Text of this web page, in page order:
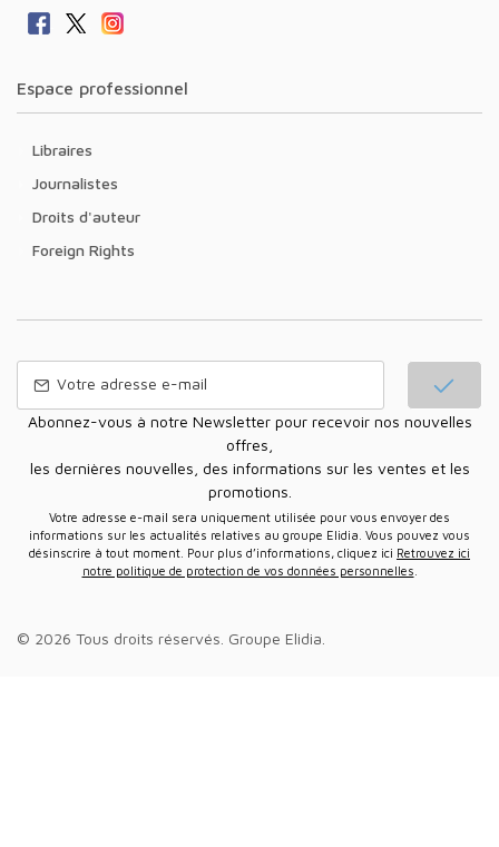
Espace professionnel
Libraires
Journalistes
Droits d'auteur
Foreign Rights
Abonnez-vous à notre Newsletter pour recevoir nos nouvelles
offres,
les dernières nouvelles, des informations sur les ventes et les
promotions.
Votre adresse e-mail sera uniquement utilisée pour vous envoyer des
informations sur les actualités relatives au groupe Elidia. Vous pouvez vous
désinscrire à tout moment. Pour plus d’informations, cliquez ici Retrouvez ici
notre politique de protection de vos données personnelles
© 2026 Tous droits réservés. Groupe Elidia